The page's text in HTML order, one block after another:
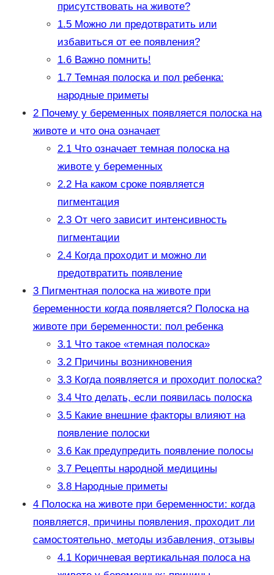
присутствовать на животе?
1.5Можно ли предотвратить или
избавиться от ее появления?
1.6Важно помнить!
1.7Темная полоска и пол ребенка:
народные приметы
2Почему у беременных появляется полоска на
животе и что она означает
2.1Что означает темная полоска на
животе у беременных
2.2На каком сроке появляется
пигментация
2.3От чего зависит интенсивность
пигментации
2.4Когда проходит и можно ли
предотвратить появление
3Пигментная полоска на животе при
беременности когда появляется? Полоска на
животе при беременности: пол ребенка
3.1Что такое «темная полоска»
3.2Причины возникновения
3.3Когда появляется и проходит полоска?
3.4Что делать, если появилась полоска
3.5Какие внешние факторы влияют на
появление полоски
3.6Как предупредить появление полосы
3.7Рецепты народной медицины
3.8Народные приметы
4Полоска на животе при беременности: когда
появляется, причины появления, проходит ли
самостоятельно, методы избавления, отзывы
4.1Коричневая вертикальная полоса на